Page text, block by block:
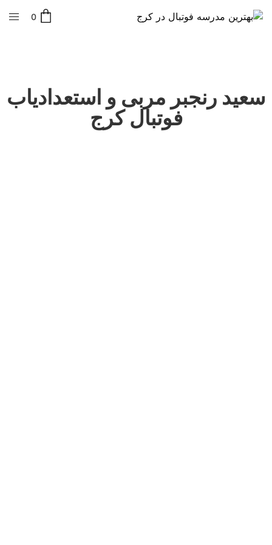
0
سعید رنجبر مربی و استعدادیاب
فوتبال کرج